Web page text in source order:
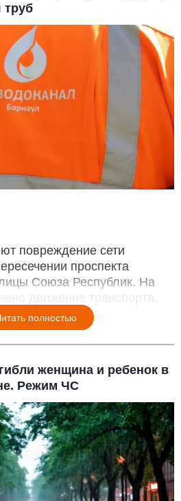
труб
повреждение сети
проспекта
Союза Республик. На
движение транспорта.
полностью
женщина и ребенок в
Режим ЧС